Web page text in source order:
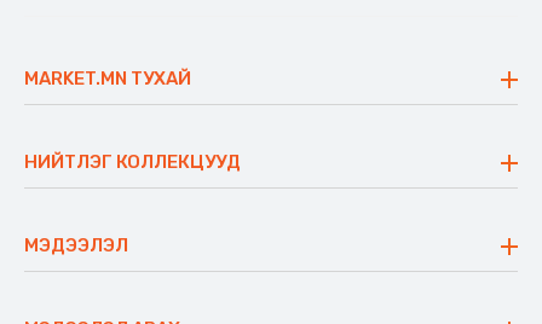
MARKET.MN ТУХАЙ
Үнэт зүйлс
Ажлын байр
Блог
НИЙТЛЭГ КОЛЛЕКЦУУД
Сүүдрэвч
Аяны ширээ
МЭДЭЭЛЭЛ
Буцаалтын журам